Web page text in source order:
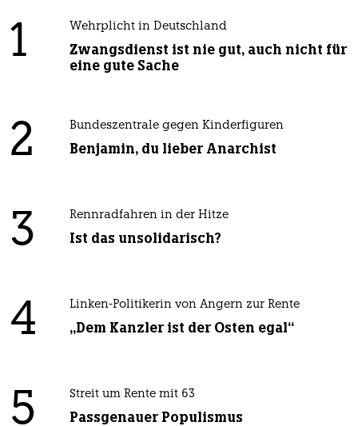
1 Wehrplicht in Deutschland
Zwangsdienst ist nie gut, auch nicht für
eine gute Sache
2 Bundeszentrale gegen Kinderfiguren
Benjamin, du lieber Anarchist
3 Rennradfahren in der Hitze
Ist das unsolidarisch?
4 Linken-Politikerin von Angern zur Rente
„Dem Kanzler ist der Osten egal“
5 Streit um Rente mit 63
Passgenauer Populismus